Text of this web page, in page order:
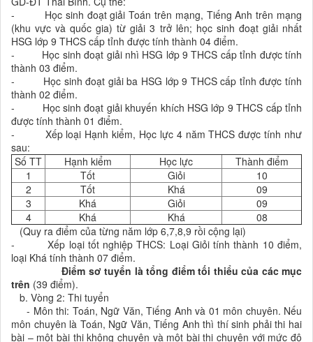
- Học sinh đoạt giải Toán trên mạng, Tiếng Anh trên mạng
(khu vực và quốc gia) từ giải 3 trở lên; học sinh đoạt giải nhất
HSG lớp 9 THCS cấp tỉnh được tính thành 04 điểm.
- Học sinh đoạt giải nhì HSG lớp 9 THCS cấp tỉnh được tính
thành 03 điểm.
- Học sinh đoạt giải ba HSG lớp 9 THCS cấp tỉnh được tính
thành 02 điểm.
- Học sinh đoạt giải khuyến khích HSG lớp 9 THCS cấp tỉnh
được tính thành 01 điểm.
- Xếp loại Hạnh kiểm, Học lực 4 năm THCS được tính như
sau:
Số TT
Hạnh kiểm Học lực
Thành điểm
1
Tốt Giỏi
10
2
Tốt Khá
09
3
Khá Giỏi
09
4
Khá Khá
08
(Quy ra điểm của từng năm lớp 6,7,8,9 rồi cộng lại)
- Xếp loại tốt nghiệp THCS: Loại Giỏi tính thành 10 điểm,
loại Khá tính thành 07 điểm.
Điểm sơ tuyển là tổng điểm tối thiểu của các mục
trên (39 điểm).
b. Vòng 2: Thi tuyển
- Môn thi: Toán, Ngữ Văn, Tiếng Anh và 01 môn chuyên. Nếu
môn chuyên là Toán, Ngữ Văn, Tiếng Anh thì thí sinh phải thi hai
bài – một bài thi không chuyên và một bài thi chuyên với mức độ